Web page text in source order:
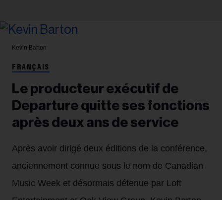
Kevin Barton
FRANÇAIS
Le producteur exécutif de
Departure quitte ses fonctions
après deux ans de service
Après avoir dirigé deux éditions de la conférence,
anciennement connue sous le nom de Canadian
Music Week et désormais détenue par Loft